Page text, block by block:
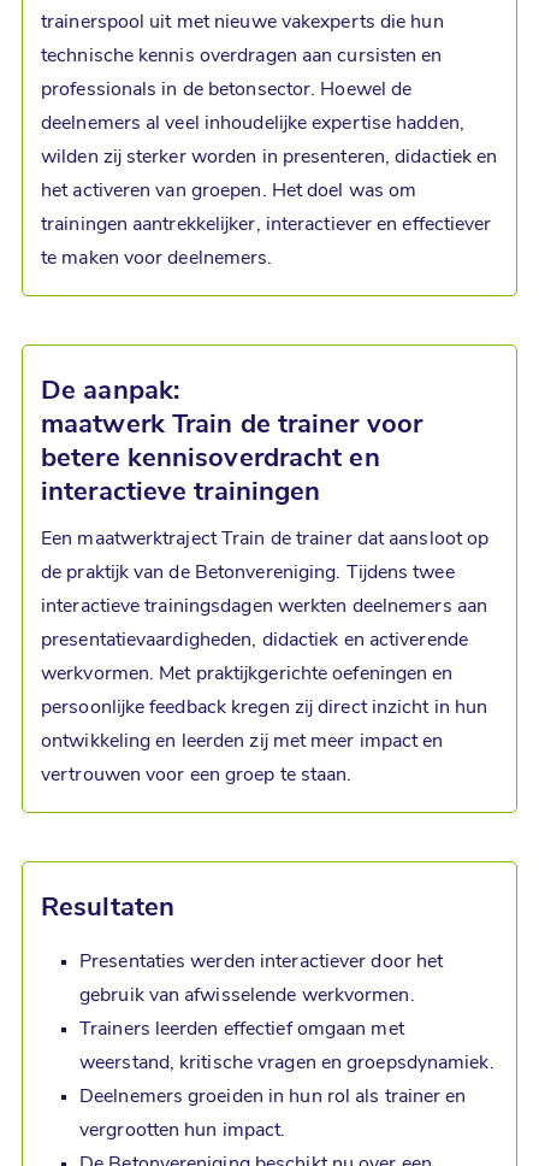
trainerspool uit met nieuwe vakexperts die hun
technische kennis overdragen aan cursisten en
professionals in de betonsector. Hoewel de
deelnemers al veel inhoudelijke expertise hadden,
wilden zij sterker worden in presenteren, didactiek en
het activeren van groepen. Het doel was om
trainingen aantrekkelijker, interactiever en effectiever
te maken voor deelnemers.
De aanpak:
maatwerk Train de trainer voor
betere kennisoverdracht en
interactieve trainingen
Een maatwerktraject Train de trainer dat aansloot op
de praktijk van de Betonvereniging. Tijdens twee
interactieve trainingsdagen werkten deelnemers aan
presentatievaardigheden, didactiek en activerende
werkvormen. Met praktijkgerichte oefeningen en
persoonlijke feedback kregen zij direct inzicht in hun
ontwikkeling en leerden zij met meer impact en
vertrouwen voor een groep te staan.
Resultaten
Presentaties werden interactiever door het
gebruik van afwisselende werkvormen.
Trainers leerden effectief omgaan met
weerstand, kritische vragen en groepsdynamiek.
Deelnemers groeiden in hun rol als trainer en
vergrootten hun impact.